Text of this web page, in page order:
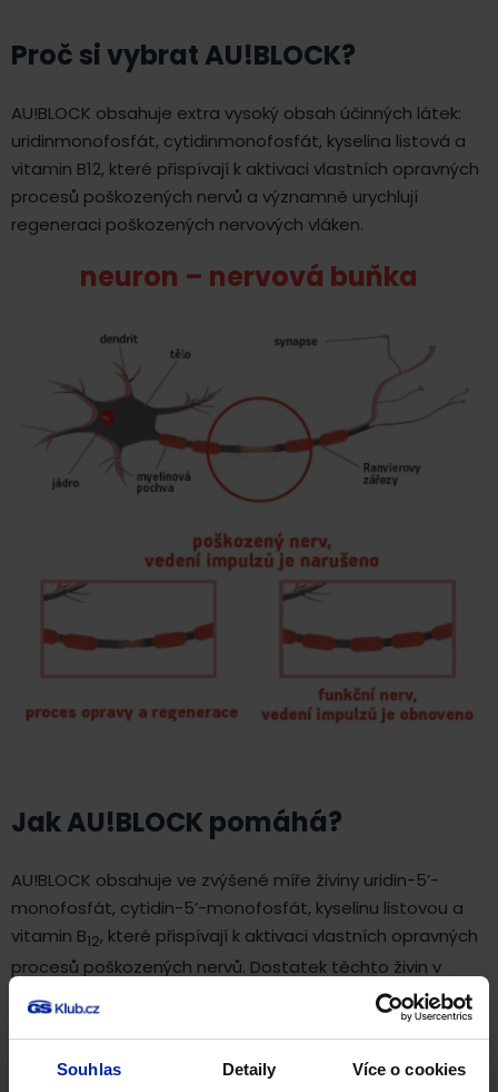
Souhlas Detaily Více o cookies
Proč si vybrat AU!BLOCK?
AU!BLOCK obsahuje extra vysoký obsah účinných látek:
uridinmonofosfát, cytidinmonofosfát, kyselina listová a
vitamin B12, které přispívají k aktivaci vlastních opravných
procesů poškozených nervů a významně urychlují
regeneraci poškozených nervových vláken.
neuron – nervová buňka
Jak AU!BLOCK pomáhá?
AU!BLOCK obsahuje ve zvýšené míře živiny uridin-5’-
monofosfát, cytidin-5’-monofosfát, kyselinu listovou a
vitamin B12, které přispívají k aktivaci vlastních opravných
procesů poškozených nervů. Dostatek těchto živin v
době jejich zvýšené potřeby má klíčovou roli v urychlení
regenerace nervových vláken. Zejména uridin-5’-
ribonukleové, což výzmnamně přispívá k opravě a